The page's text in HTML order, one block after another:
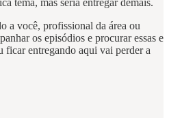
tema, mas seria entregar demais.
a você, profissional da área ou
os episódios e procurar essas e
ficar entregando aqui vai perder a